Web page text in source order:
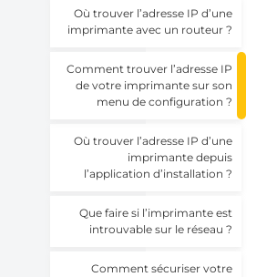
Où trouver l’adresse IP d’une
imprimante avec un routeur ?
Comment trouver l’adresse IP
de votre imprimante sur son
menu de configuration ?
Où trouver l’adresse IP d’une
imprimante depuis
l’application d’installation ?
Que faire si l’imprimante est
introuvable sur le réseau ?
Comment sécuriser votre